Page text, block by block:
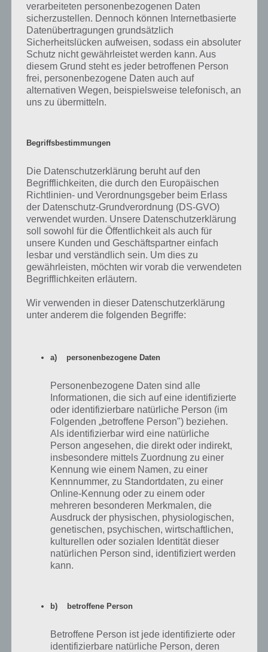
Das wars schon. Das Level ist gelöst und die Tür öffnet sich.
100 Doors 2013 Level 5
Lösung
100 Doors 2013: Level 6 Lösung
Ein weiterer Typ von Level ist Level 6 von 100 Doors 2013. Auf der
Wir klicken nun auf das Zahlenfeld und geben dort nun 3 3 5 5 ein.
die Tür und Level 6 ist gelöst.
100 Doors 2013 Level 6
Lösung
verarbeiteten personenbezogenen Daten
sicherzustellen. Dennoch können Internetbasierte
Datenübertragungen grundsätzlich
Sicherheitslücken aufweisen, sodass ein absoluter
Schutz nicht gewährleistet werden kann. Aus
diesem Grund steht es jeder betroffenen Person
frei, personenbezogene Daten auch auf
alternativen Wegen, beispielsweise telefonisch, an
uns zu übermitteln.
Begriffsbestimmungen
Die Datenschutzerklärung beruht auf den
Begrifflichkeiten, die durch den Europäischen
Richtlinien- und Verordnungsgeber beim Erlass
der Datenschutz-Grundverordnung (DS-GVO)
verwendet wurden. Unsere Datenschutzerklärung
soll sowohl für die Öffentlichkeit als auch für
unsere Kunden und Geschäftspartner einfach
lesbar und verständlich sein. Um dies zu
gewährleisten, möchten wir vorab die verwendeten
Begrifflichkeiten erläutern.
Wir verwenden in dieser Datenschutzerklärung
unter anderem die folgenden Begriffe:
a) personenbezogene Daten
Personenbezogene Daten sind alle
Informationen, die sich auf eine identifizierte
oder identifizierbare natürliche Person (im
Folgenden „betroffene Person") beziehen.
Als identifizierbar wird eine natürliche
Person angesehen, die direkt oder indirekt,
insbesondere mittels Zuordnung zu einer
Kennung wie einem Namen, zu einer
Kennnummer, zu Standortdaten, zu einer
Online-Kennung oder zu einem oder
mehreren besonderen Merkmalen, die
Ausdruck der physischen, physiologischen,
genetischen, psychischen, wirtschaftlichen,
kulturellen oder sozialen Identität dieser
natürlichen Person sind, identifiziert werden
kann.
b) betroffene Person
Betroffene Person ist jede identifizierte oder
identifizierbare natürliche Person, deren